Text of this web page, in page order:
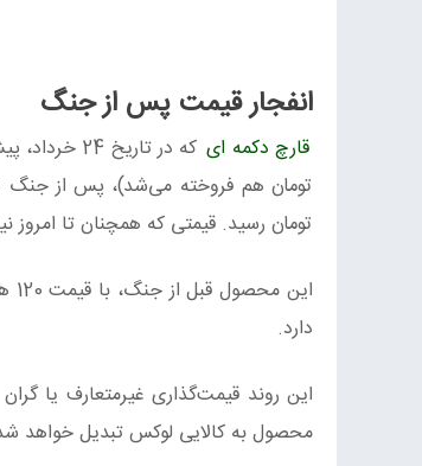
انفجار قیمت پس از جنگ
قارچ دکمه ای
تومان رسید. قیمتی که همچنان تا امروز
دارد.
این روند قیمت‌گذاری غیرمتعارف یا
محصول به کالایی لوکس تبدیل خواهد